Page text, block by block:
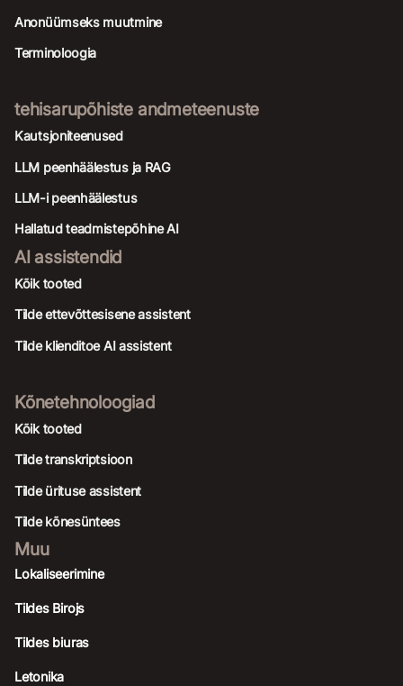
Anonüümseks muutmine
Terminoloogia
tehisarupõhiste andmeteenuste
Kautsjoniteenused
LLM peenhäälestus ja RAG
LLM-i peenhäälestus
Hallatud teadmistepõhine AI
AI assistendid
Kõik tooted
Tilde ettevõttesisene assistent
Tilde klienditoe AI assistent
Kõnetehnoloogiad
Kõik tooted
Tilde transkriptsioon
Tilde ürituse assistent
Tilde kõnesüntees
Muu
Lokaliseerimine
Tildes Birojs
Tildes biuras
Letonika